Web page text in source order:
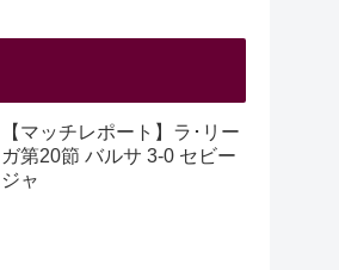
【マッチレポート】ラ･リー
ガ第20節 バルサ 3-0 セビー
ジャ